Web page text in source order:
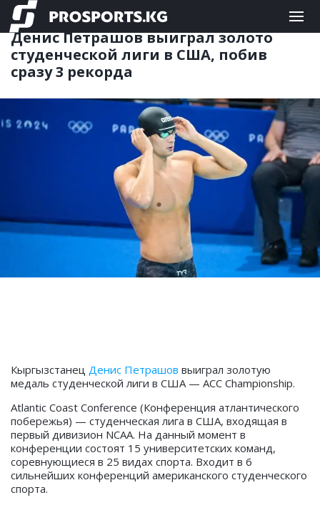
ДРУГИЕ 23.02.2025 08:24
Денис Петрашов выиграл золото
студенческой лиги в США, побив
сразу 3 рекорда
Кыргызстанец Денис Петрашов выиграл золотую
медаль студенческой лиги в США — АСС Сhampionship.
Atlantic Coast Conference (Конференция атлантического
побережья) — студенческая лига в США, входящая в
первый дивизион NCAA. На данный момент в
конференции состоят 15 университетских команд,
соревнующиеся в 25 видах спорта. Входит в 6
сильнейших конференций американского студенческого
спорта.